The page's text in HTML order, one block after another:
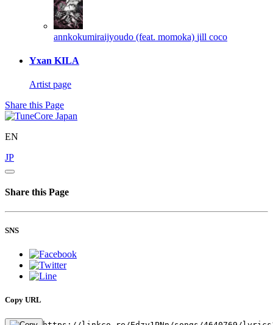
annkokumiraijyoudo (feat. momoka) jill coco
Yxan KILA
Artist page
Share this Page
EN
JP
Share this Page
SNS
Copy URL